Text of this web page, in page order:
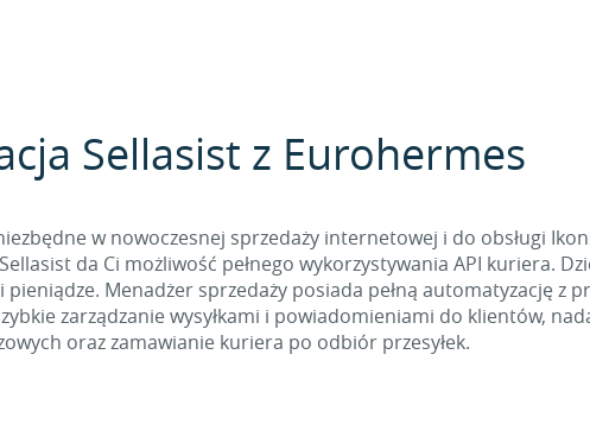
Sellasist z Eurohermes
w nowoczesnej sprzedaży internetowej i do obsługi
da Ci możliwość pełnego wykorzystywania API kuriera.
pieniądze. Menadżer sprzedaży posiada pełną automatyzację z
zarządzanie wysyłkami i powiadomieniami do klientów,
oraz zamawianie kuriera po odbiór przesyłek.